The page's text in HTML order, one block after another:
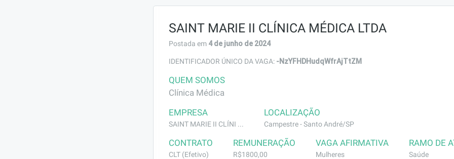
SAINT MARIE II CLÍNICA MÉDICA LTDA
Postada em 4 de junho de 2024
IDENTIFICADOR ÚNICO DA VAGA: -NzYFHDHudqWfrAjTtZM
QUEM SOMOS
Clínica Médica
EMPRESA
SAINT MARIE II CLÍNI ...
LOCALIZAÇÃO
Campestre - Santo André/SP
CONTRATO
CLT (Efetivo)
REMUNERAÇÃO
R$1800,00
VAGA AFIRMATIVA
Mulheres
RAMO DE
Saúde